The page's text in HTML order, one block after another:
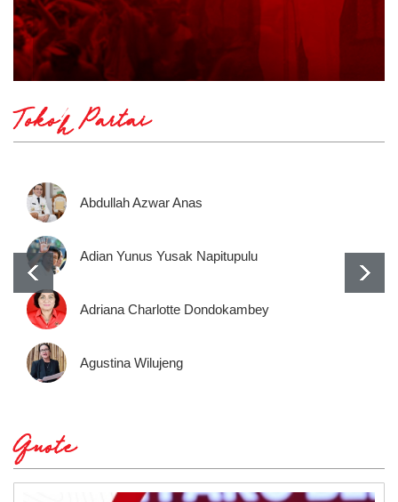
Tokoh Partai
Abdullah Azwar Anas
Adian Yunus Yusak Napitupulu
Adriana Charlotte Dondokambey
Agustina Wilujeng
Quote